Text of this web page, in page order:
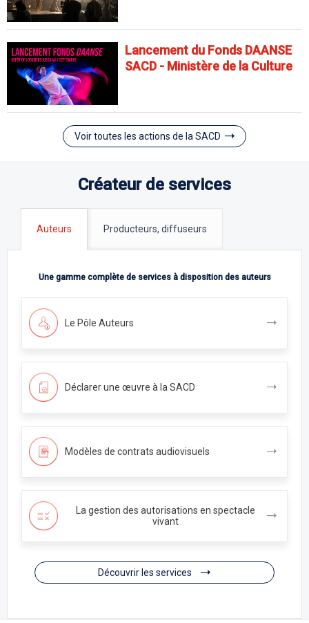
Lancement du Fonds DAANSE
SACD - Ministère de la Culture
Voir toutes les actions de la SACD
Créateur de services
Auteurs Producteurs, diffuseurs
Une gamme complète de services à disposition des auteurs
Le Pôle Auteurs
Déclarer une œuvre à la SACD
Modèles de contrats audiovisuels
La gestion des autorisations en spectacle
vivant
Découvrir les services